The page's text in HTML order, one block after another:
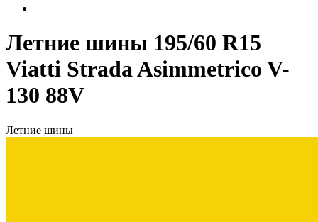
Летние шины 195/60 R15
Viatti Strada Asimmetrico V-
130 88V
Летние шины